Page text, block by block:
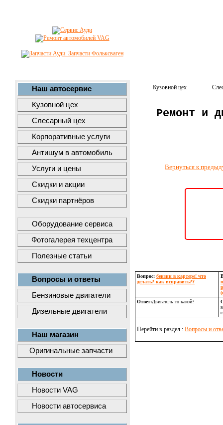
Наш автосервис
Кузовной цех
Слесарный цех
Корпоративные услуги
Антишум в автомобиль
Услуги и цены
Скидки и акции
Скидки партнёров
Оборудование сервиса
Фотогалерея техцентра
Полезные статьи
Вопросы и ответы
Бензиновые двигатели
Дизельные двигатели
Наш магазин
Оригинальные запчасти
Новости
Новости VAG
Новости автосервиса
Кузовной цех
Ремонт и
Вернуться к
Вопрос: бензин в картере! что
делать? как исправить??
Ответ:Двигатель то какой?
Перейти в раздел : Вопросы и